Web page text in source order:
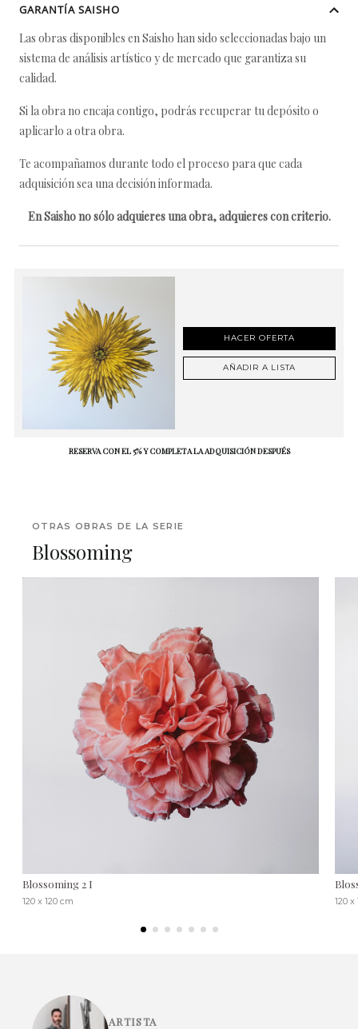
GARANTÍA SAISHO
Las obras disponibles en Saisho han sido seleccionadas bajo un
sistema de análisis artístico y de mercado que garantiza su
calidad.
Si la obra no encaja contigo, podrás recuperar tu depósito o
aplicarlo a otra obra.
Te acompañamos durante todo el proceso para que cada
adquisición sea una decisión informada.
En Saisho no sólo adquieres una obra, adquieres con criterio.
HACER OFERTA
AÑADIR A LISTA
RESERVA CON EL 5% Y COMPLETA LA ADQUISICIÓN DESPUÉS
OTRAS OBRAS DE LA SERIE
Blossoming
Blossoming 2 I
120 x 120 cm 120 x
ARTISTA